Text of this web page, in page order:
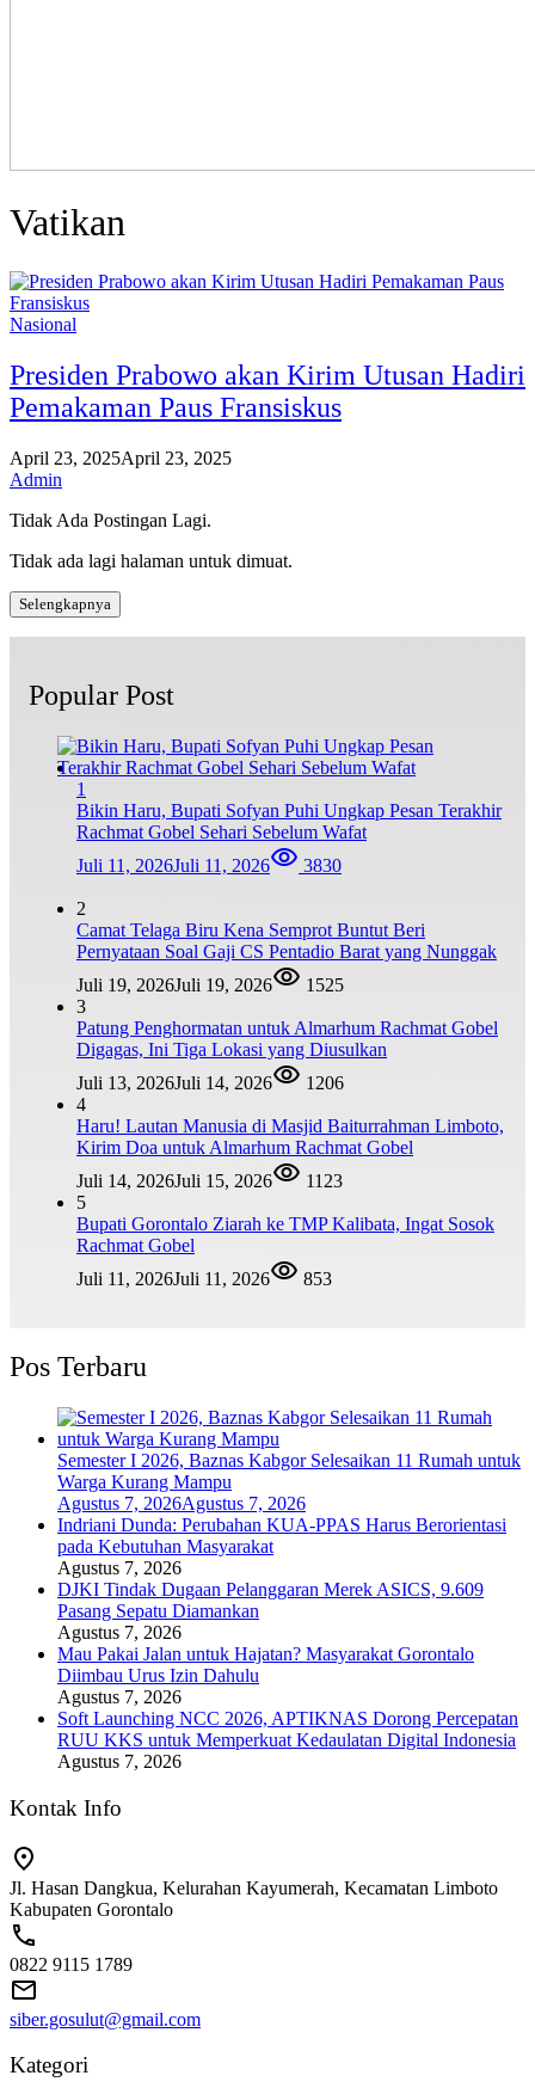
Vatikan
Nasional
Presiden Prabowo akan Kirim Utusan Hadiri
Pemakaman Paus Fransiskus
April 23, 2025April 23, 2025
Admin
Tidak Ada Postingan Lagi.
Tidak ada lagi halaman untuk dimuat.
Selengkapnya
Popular Post
1
Bikin Haru, Bupati Sofyan Puhi Ungkap Pesan Terakhir
Rachmat Gobel Sehari Sebelum Wafat
Juli 11, 2026Juli 11, 2026 3830
2
Camat Telaga Biru Kena Semprot Buntut Beri
Pernyataan Soal Gaji CS Pentadio Barat yang Nunggak
Juli 19, 2026Juli 19, 2026
1525
3
Patung Penghormatan untuk Almarhum Rachmat Gobel
Digagas, Ini Tiga Lokasi yang Diusulkan
Juli 13, 2026Juli 14, 2026
1206
4
Haru! Lautan Manusia di Masjid Baiturrahman Limboto,
Kirim Doa untuk Almarhum Rachmat Gobel
Juli 14, 2026Juli 15, 2026
1123
5
Bupati Gorontalo Ziarah ke TMP Kalibata, Ingat Sosok
Rachmat Gobel
Juli 11, 2026Juli 11, 2026 853
Pos Terbaru
Semester I 2026, Baznas Kabgor Selesaikan 11 Rumah untuk
Warga Kurang Mampu
Agustus 7, 2026Agustus 7, 2026
Indriani Dunda: Perubahan KUA-PPAS Harus Berorientasi
pada Kebutuhan Masyarakat
Agustus 7, 2026
DJKI Tindak Dugaan Pelanggaran Merek ASICS, 9.609
Pasang Sepatu Diamankan
Agustus 7, 2026
Mau Pakai Jalan untuk Hajatan? Masyarakat Gorontalo
Diimbau Urus Izin Dahulu
Agustus 7, 2026
Soft Launching NCC 2026, APTIKNAS Dorong Percepatan
RUU KKS untuk Memperkuat Kedaulatan Digital Indonesia
Agustus 7, 2026
Kontak Info
Jl. Hasan Dangkua, Kelurahan Kayumerah, Kecamatan Limboto
Kabupaten Gorontalo
0822 9115 1789
siber.gosulut@gmail.com
Kategori